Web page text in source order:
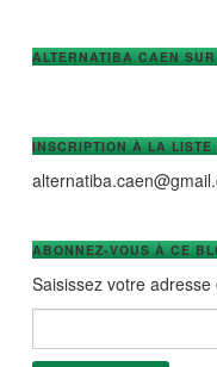
ALTERNATIBA CAEN
INSCRIPTION À LA LISTE
ABONNEZ-VOUS À CE
Saisissez votre